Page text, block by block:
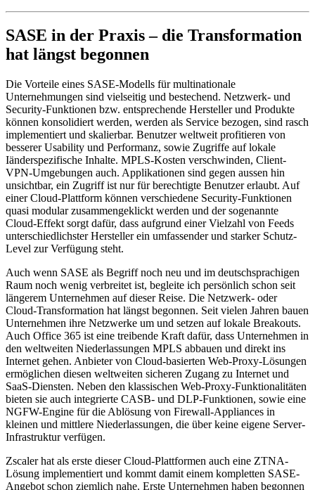
SASE in der Praxis – die Transformation
hat längst begonnen
Die Vorteile eines SASE-Modells für multinationale
Unternehmungen sind vielseitig und bestechend. Netzwerk- und
Security-Funktionen bzw. entsprechende Hersteller und Produkte
können konsolidiert werden, werden als Service bezogen, sind rasch
implementiert und skalierbar. Benutzer weltweit profitieren von
besserer Usability und Performanz, sowie Zugriffe auf lokale
Iänderspezifische Inhalte. MPLS-Kosten verschwinden, Client-
VPN-Umgebungen auch. Applikationen sind gegen aussen hin
unsichtbar, ein Zugriff ist nur für berechtigte Benutzer erlaubt. Auf
einer Cloud-Plattform können verschiedene Security-Funktionen
quasi modular zusammengeklickt werden und der sogenannte
Cloud-Effekt sorgt dafür, dass aufgrund einer Vielzahl von Feeds
unterschiedlichster Hersteller ein umfassender und starker Schutz-
Level zur Verfügung steht.
Auch wenn SASE als Begriff noch neu und im deutschsprachigen
Raum noch wenig verbreitet ist, begleite ich persönlich schon seit
längerem Unternehmen auf dieser Reise. Die Netzwerk- oder
Cloud-Transformation hat längst begonnen. Seit vielen Jahren bauen
Unternehmen ihre Netzwerke um und setzen auf lokale Breakouts.
Auch Office 365 ist eine treibende Kraft dafür, dass Unternehmen in
den weltweiten Niederlassungen MPLS abbauen und direkt ins
Internet gehen. Anbieter von Cloud-basierten Web-Proxy-Lösungen
ermöglichen diesen weltweiten sicheren Zugang zu Internet und
SaaS-Diensten. Neben den klassischen Web-Proxy-Funktionalitäten
bieten sie auch integrierte CASB- und DLP-Funktionen, sowie eine
NGFW-Engine für die Ablösung von Firewall-Appliances in
kleinen und mittlere Niederlassungen, die über keine eigene Server-
Infrastruktur verfügen.
Zscaler hat als erste dieser Cloud-Plattformen auch eine ZTNA-
Lösung implementiert und kommt damit einem kompletten SASE-
Angebot schon ziemlich nahe. Erste Unternehmen haben begonnen